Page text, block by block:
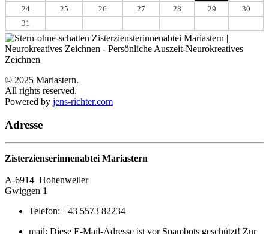
24
25 26 27 28 29
30
31
© 2025 Mariastern.
All rights reserved.
Powered by jens-richter.com
Adresse
Zisterzienserinnenabtei Mariastern
A-6914 Hohenweiler
Gwiggen 1
Telefon: +43 5573 82234
mail: Diese E-Mail-Adresse ist vor Spambots geschützt! Zur